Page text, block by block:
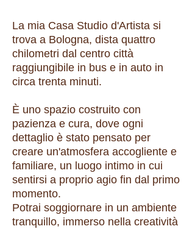
La mia Casa Studio d'Artista si
trova a Bologna, dista quattro
chilometri dal centro città
raggiungibile in bus e in auto in
circa trenta minuti.
È uno spazio costruito con
pazienza e cura, dove ogni
dettaglio è stato pensato per
creare un'atmosfera accogliente e
familiare, un luogo intimo in cui
sentirsi a proprio agio fin dal primo
momento.
Potrai soggiornare in un ambiente
tranquillo, immerso nella creatività